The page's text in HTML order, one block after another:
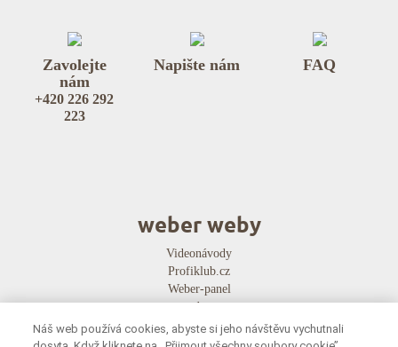
Zavolejte
nám
+420 226 292
223
Napište nám FAQ
weber weby
Videonávody
Profiklub.cz
Weber-panel
e-radce.cz
Náš web používá cookies, abyste si jeho návštěvu vychutnali